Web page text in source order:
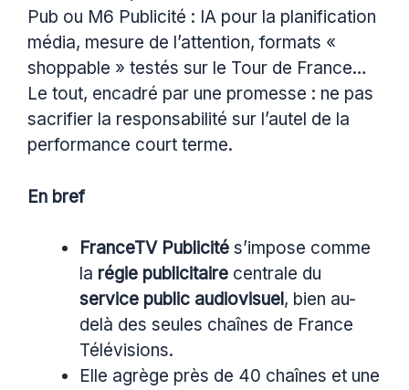
Pub ou M6 Publicité : IA pour la planification
média, mesure de l’attention, formats «
shoppable » testés sur le Tour de France…
Le tout, encadré par une promesse : ne pas
sacrifier la responsabilité sur l’autel de la
performance court terme.
En bref
FranceTV Publicité s’impose comme
la régie publicitaire centrale du
service public audiovisuel, bien au-
delà des seules chaînes de France
Télévisions.
Elle agrège près de 40 chaînes et une